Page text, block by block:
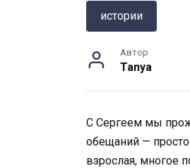
истории
Автор
Tanya
С Сергеем мы
обещаний —
взрослая, многое